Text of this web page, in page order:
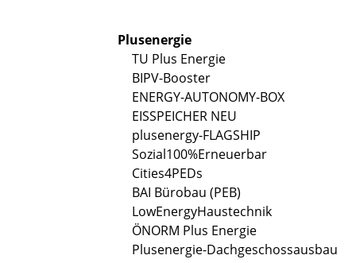
Plusenergie
TU Plus Energie
BIPV-Booster
ENERGY-AUTONOMY-BOX
EISSPEICHER NEU
plusenergy-FLAGSHIP
Sozial100%Erneuerbar
Cities4PEDs
BAI Bürobau (PEB)
LowEnergyHaustechnik
ÖNORM Plus Energie
Plusenergie-Dachgeschossausbau